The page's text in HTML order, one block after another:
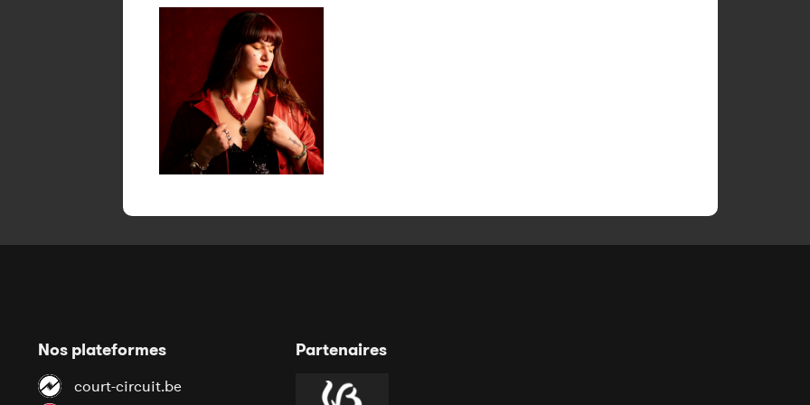
Nos plateformes
court-circuit.be
Partenaires